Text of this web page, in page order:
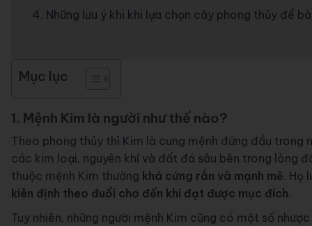
Những lưu ý khi khi lựa chọn cây phong thủy để
Mục lục
1. Mệnh Kim là người như thế nào?
Theo phong thủy thì Kim là cung mệnh đứng đầu trong
các kim loại, nguyên khí và đất đá sâu bên trong lòng
thuộc mệnh Kim thường khá cứng rắn và mạnh mẽ. Họ
kiên định theo đuổi cho đến khi đạt được mục đích.
Tuy nhiên, những người mệnh Kim cũng có một số